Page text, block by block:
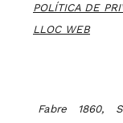
POLÍTICA DE
LLOC WEB
Fabre